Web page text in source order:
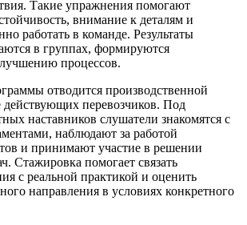
Такие упражнения помогают
внимание к деталям и
работать в команде. Результаты
в группах, формируются
процессов.
отводится производственной
действующих перевозчиков. Под
наставников слушатели знакомятся с
наблюдают за работой
и принимают участие в решении
Стажировка помогает связать
с реальной практикой и оценить
направления в условиях конкретного